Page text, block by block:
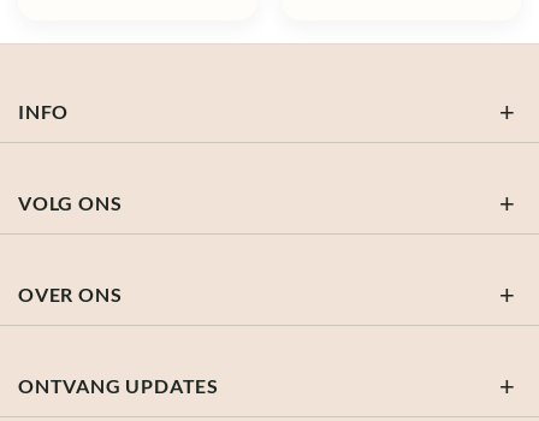
INFO
VOLG ONS
OVER ONS
ONTVANG UPDATES